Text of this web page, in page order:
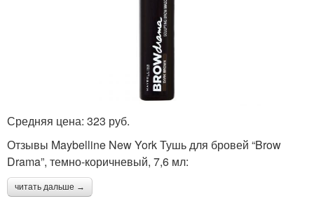
Средняя цена: 323 руб.
Отзывы Maybelline New York Тушь для бровей “Brow
Drama”, темно-коричневый, 7,6 мл:
читать дальше →